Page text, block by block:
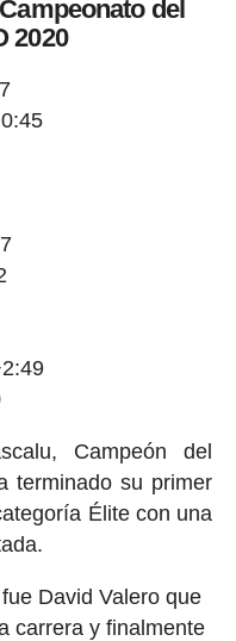
del
2020
Campeón del
terminado su primer
Élite con una
David Valero que
carrera y finalmente